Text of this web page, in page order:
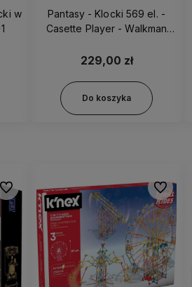
w
Pantasy - Klocki 569 el. -
Casette Player - Walkman
229,00 zł
Do koszyka
Do ulubionych Do